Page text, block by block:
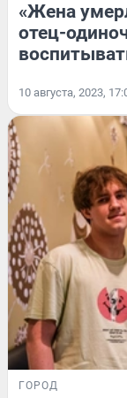
«Жена
отец-
10 августа, 2023,
ГОРОД